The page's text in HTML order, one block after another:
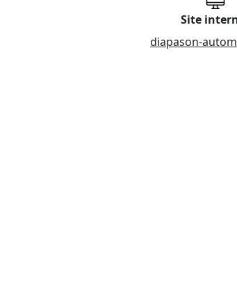
Site
diapason-